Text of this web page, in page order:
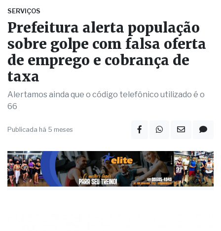
SERVIÇOS
Prefeitura alerta população
sobre golpe com falsa oferta
de emprego e cobrança de
taxa
Alertamos ainda que o código telefônico utilizado é o
66
Publicada há 5 meses